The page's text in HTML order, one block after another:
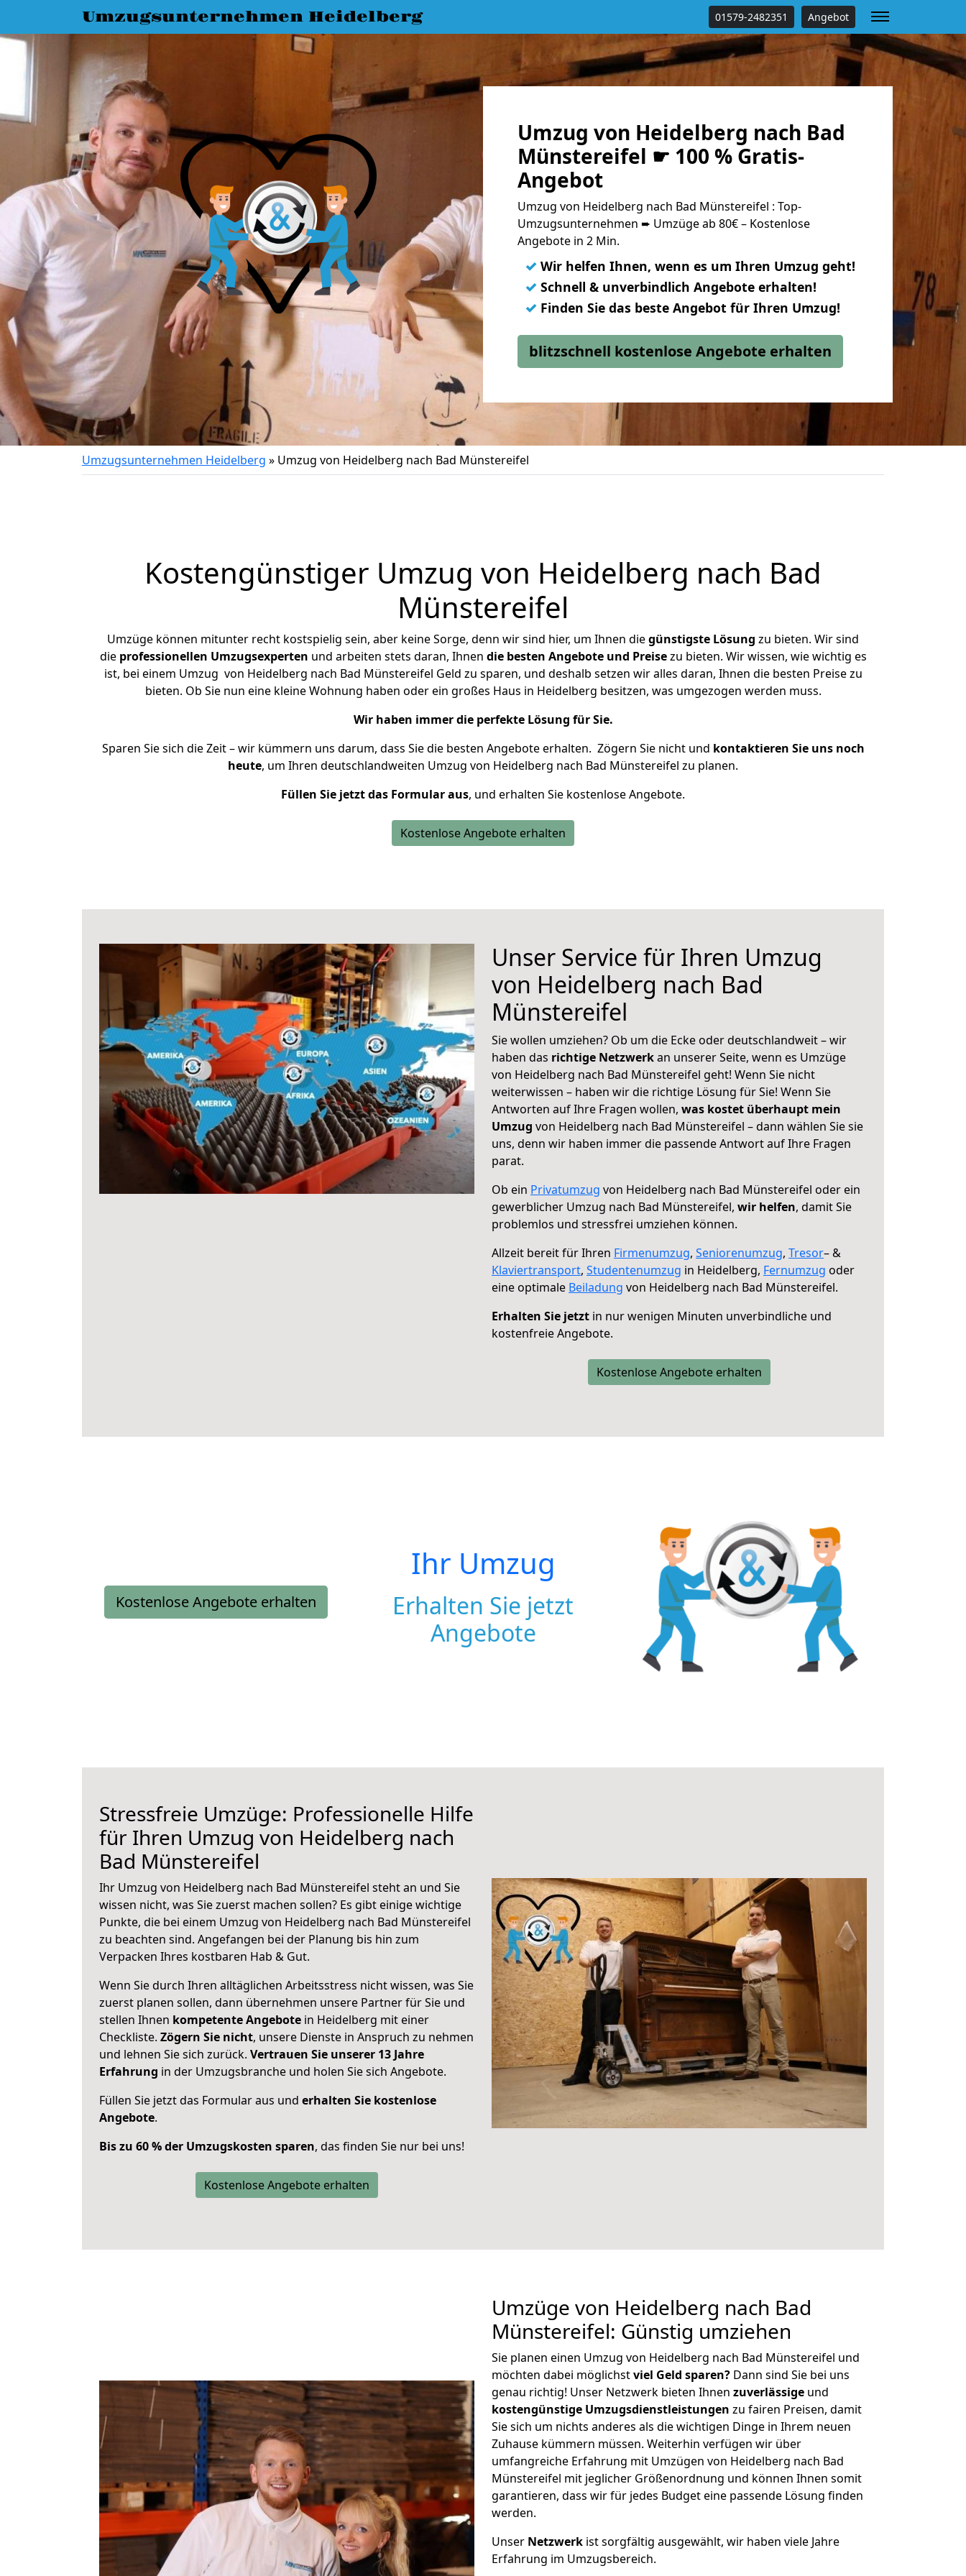
Umzugsunternehmen Heidelberg 01579-2482351 Angebot
Umzug von Heidelberg nach Bad
Münstereifel ☛ 100 % Gratis-
Angebot
Umzug von Heidelberg nach Bad Münstereifel : Top-
Umzugsunternehmen ➨ Umzüge ab 80€ – Kostenlose
Angebote in 2 Min.
✓ Wir helfen Ihnen, wenn es um Ihren Umzug geht!
✓ Schnell & unverbindlich Angebote erhalten!
✓ Finden Sie das beste Angebot für Ihren Umzug!
blitzschnell kostenlose Angebote erhalten
Umzugsunternehmen Heidelberg » Umzug von Heidelberg nach Bad Münstereifel
Kostengünstiger Umzug von Heidelberg nach Bad
Münstereifel
Umzüge können mitunter recht kostspielig sein, aber keine Sorge, denn wir sind hier, um Ihnen diegünstigste Lösung zu bieten. Wir sind
die professionellen Umzugsexperten und arbeiten stets daran, Ihnen die besten Angebote und Preisezu bieten. Wir wissen, wie wichtig es
ist, bei einem Umzug von Heidelberg nach Bad Münstereifel Geld zu sparen, und deshalb setzen wir alles daran, Ihnen die besten Preise zu
bieten. Ob Sie nun eine kleine Wohnung haben oder ein großes Haus in Heidelberg besitzen, was umgezogen werden muss.
Wir haben immer die perfekte Lösung für Sie.
Sparen Sie sich die Zeit – wir kümmern uns darum, dass Sie die besten Angebote erhalten. Zögern Sie nicht und kontaktieren Sie uns noch
heute, um Ihren deutschlandweiten Umzug von Heidelberg nach Bad Münstereifel zu planen.
Füllen Sie jetzt das Formular aus, und erhalten Sie kostenlose Angebote.
Kostenlose Angebote erhalten
Unser Service für Ihren Umzug
von Heidelberg nach Bad
Münstereifel
Sie wollen umziehen? Ob um die Ecke oder deutschlandweit – wir
haben das richtige Netzwerkan unserer Seite, wenn es Umzüge
von Heidelberg nach Bad Münstereifel geht! Wenn Sie nicht
weiterwissen – haben wir die richtige Lösung für Sie! Wenn Sie
Antworten auf Ihre Fragen wollen, was kostet überhaupt mein
Umzug von Heidelberg nach Bad Münstereifel – dann wählen Sie sie
uns, denn wir haben immer die passende Antwort auf Ihre Fragen
parat.
Ob ein Privatumzug von Heidelberg nach Bad Münstereifel oder ein
gewerblicher Umzug nach Bad Münstereifel, wir helfen, damit Sie
problemlos und stressfrei umziehen können.
Allzeit bereit für Ihren Firmenumzug, Seniorenumzug, Tresor– &
Klaviertransport, Studentenumzug in Heidelberg, Fernumzug oder
eine optimale Beiladung von Heidelberg nach Bad Münstereifel.
Erhalten Sie jetzt in nur wenigen Minuten unverbindliche und
kostenfreie Angebote.
Kostenlose Angebote erhalten
Kostenlose Angebote erhalten
Ihr Umzug
Erhalten Sie jetzt
Angebote
Stressfreie Umzüge: Professionelle Hilfe
für Ihren Umzug von Heidelberg nach
Bad Münstereifel
Ihr Umzug von Heidelberg nach Bad Münstereifel steht an und Sie
wissen nicht, was Sie zuerst machen sollen? Es gibt einige wichtige
Punkte, die bei einem Umzug von Heidelberg nach Bad Münstereifel
zu beachten sind. Angefangen bei der Planung bis hin zum
Verpacken Ihres kostbaren Hab & Gut.
Wenn Sie durch Ihren alltäglichen Arbeitsstress nicht wissen, was Sie
zuerst planen sollen, dann übernehmen unsere Partner für Sie und
stellen Ihnen kompetente Angebote in Heidelberg mit einer
Checkliste. Zögern Sie nicht, unsere Dienste in Anspruch zu nehmen
und lehnen Sie sich zurück. Vertrauen Sie unserer 13 Jahre
Erfahrung in der Umzugsbranche und holen Sie sich Angebote.
Füllen Sie jetzt das Formular aus und erhalten Sie kostenlose
Angebote.
Bis zu 60 % der Umzugskosten sparen, das finden Sie nur bei uns!
Kostenlose Angebote erhalten
Umzüge von Heidelberg nach Bad
Münstereifel: Günstig umziehen
Sie planen einen Umzug von Heidelberg nach Bad Münstereifel und
möchten dabei möglichstviel Geld sparen? Dann sind Sie bei uns
genau richtig! Unser Netzwerk bieten Ihnen zuverlässige und
kostengünstige Umzugsdienstleistungen zu fairen Preisen, damit
Sie sich um nichts anderes als die wichtigen Dinge in Ihrem neuen
Zuhause kümmern müssen. Weiterhin verfügen wir über
umfangreiche Erfahrung mit Umzügen von Heidelberg nach Bad
Münstereifel mit jeglicher Größenordnung und können Ihnen somit
garantieren, dass wir für jedes Budget eine passende Lösung finden
werden.
Unser Netzwerk ist sorgfältig ausgewählt, wir haben viele Jahre
Erfahrung im Umzugsbereich.